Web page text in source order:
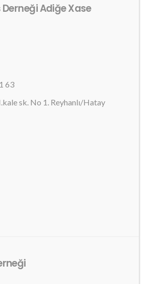
Derneği Adiğe Xase
63
sk. No 1. Reyhanlı/Hatay